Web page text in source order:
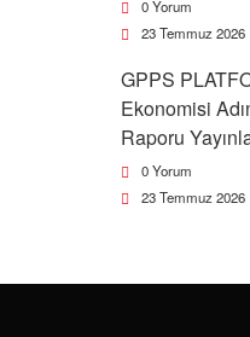
0 Yorum
23 Temmuz 2026
GPPS
Ekonomisi
Raporu
0 Yorum
23 Temmuz 2026